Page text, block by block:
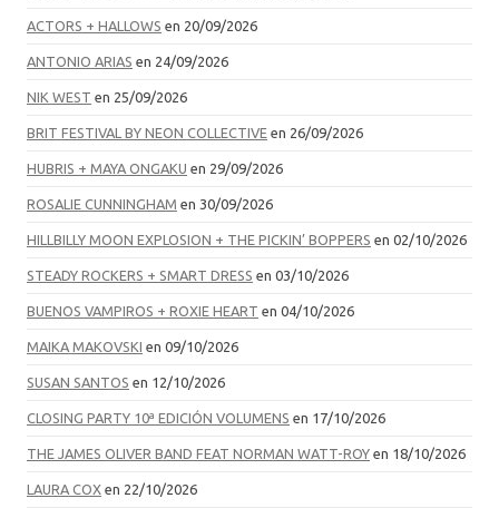
ACTORS + HALLOWS en 20/09/2026
ANTONIO ARIAS en 24/09/2026
NIK WEST en 25/09/2026
BRIT FESTIVAL BY NEON COLLECTIVE en 26/09/2026
HUBRIS + MAYA ONGAKU en 29/09/2026
ROSALIE CUNNINGHAM en 30/09/2026
HILLBILLY MOON EXPLOSION + THE PICKIN’ BOPPERS en 02/10/2026
STEADY ROCKERS + SMART DRESS en 03/10/2026
BUENOS VAMPIROS + ROXIE HEART en 04/10/2026
MAIKA MAKOVSKI en 09/10/2026
SUSAN SANTOS en 12/10/2026
CLOSING PARTY 10ª EDICIÓN VOLUMENS en 17/10/2026
THE JAMES OLIVER BAND FEAT NORMAN WATT-ROY en 18/10/2026
LAURA COX en 22/10/2026